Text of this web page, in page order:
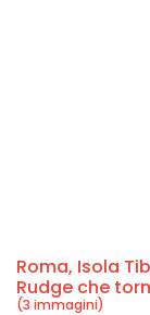
Roma, Isola
Rudge che
(3 immagini)